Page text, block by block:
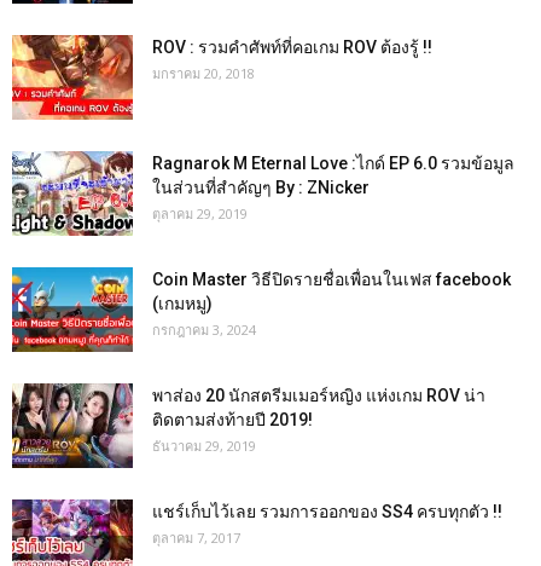
ROV : รวมคำศัพท์ที่คอเกม ROV ต้องรู้ !!
มกราคม 20, 2018
Ragnarok M Eternal Love :ไกด์ EP 6.0 รวมข้อมูล
ในส่วนที่สำคัญๆ By : ZNicker
ตุลาคม 29, 2019
Coin Master วิธีปิดรายชื่อเพื่อนในเฟส facebook
(เกมหมู)
กรกฎาคม 3, 2024
พาส่อง 20 นักสตรีมเมอร์หญิง แห่งเกม ROV น่า
ติดตามส่งท้ายปี 2019!
ธันวาคม 29, 2019
แชร์เก็บไว้เลย รวมการออกของ SS4 ครบทุกตัว !!
ตุลาคม 7, 2017